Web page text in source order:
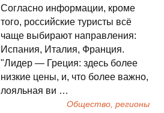
Согласно информации, кроме
того, российские туристы всё
чаще выбирают направления:
Испания, Италия, Франция.
"Лидер — Греция: здесь более
низкие цены, и, что более важно,
лояльная ви …
Общество, регионы